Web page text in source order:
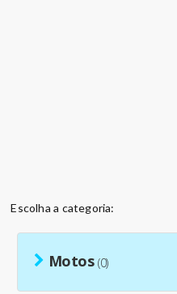
Escolha a categoria:
Motos (0)